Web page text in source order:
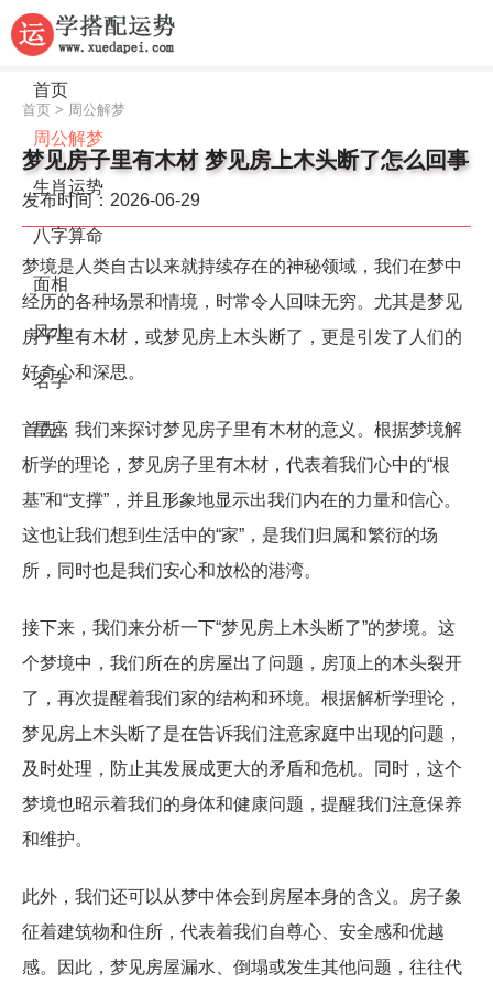
首页
周公解梦
生肖运势
八字算命
面相
风水
名字
星座
首页 > 周公解梦
梦见房子里有木材 梦见房上木头断了怎么回事
发布时间：2026-06-29
梦境是人类自古以来就持续存在的神秘领域，我们在梦中
经历的各种场景和情境，时常令人回味无穷。尤其是梦见
房子里有木材，或梦见房上木头断了，更是引发了人们的
好奇心和深思。
首先，我们来探讨梦见房子里有木材的意义。根据梦境解
析学的理论，梦见房子里有木材，代表着我们心中的“根
基”和“支撑”，并且形象地显示出我们内在的力量和信心。
这也让我们想到生活中的“家”，是我们归属和繁衍的场
所，同时也是我们安心和放松的港湾。
接下来，我们来分析一下“梦见房上木头断了”的梦境。这
个梦境中，我们所在的房屋出了问题，房顶上的木头裂开
了，再次提醒着我们家的结构和环境。根据解析学理论，
梦见房上木头断了是在告诉我们注意家庭中出现的问题，
及时处理，防止其发展成更大的矛盾和危机。同时，这个
梦境也昭示着我们的身体和健康问题，提醒我们注意保养
和维护。
此外，我们还可以从梦中体会到房屋本身的含义。房子象
征着建筑物和住所，代表着我们自尊心、安全感和优越
感。因此，梦见房屋漏水、倒塌或发生其他问题，往往代